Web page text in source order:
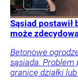
Sąsiad postawił
może
Betonowe
sąsiada. Problem
granicę działki